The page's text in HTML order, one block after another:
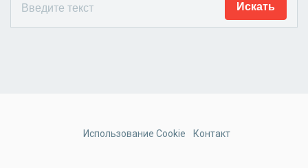
Использование Cookie Контакт